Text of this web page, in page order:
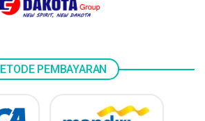
PEMBAYARAN